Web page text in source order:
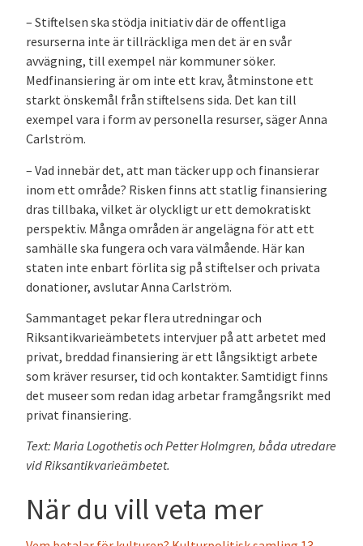
– Stiftelsen ska stödja initiativ där de offentliga
resurserna inte är tillräckliga men det är en svår
avvägning, till exempel när kommuner söker.
Medfinansiering är om inte ett krav, åtminstone ett
starkt önskemål från stiftelsens sida. Det kan till
exempel vara i form av personella resurser, säger Anna
Carlström.
– Vad innebär det, att man täcker upp och finansierar
inom ett område? Risken finns att statlig finansiering
dras tillbaka, vilket är olyckligt ur ett demokratiskt
perspektiv. Många områden är angelägna för att ett
samhälle ska fungera och vara välmående. Här kan
staten inte enbart förlita sig på stiftelser och privata
donationer, avslutar Anna Carlström.
Sammantaget pekar flera utredningar och
Riksantikvarieämbetets intervjuer på att arbetet med
privat, breddad finansiering är ett långsiktigt arbete
som kräver resurser, tid och kontakter. Samtidigt finns
det museer som redan idag arbetar framgångsrikt med
privat finansiering.
Text: Maria Logothetis och Petter Holmgren, båda utredare
vid Riksantikvarieämbetet.
När du vill veta mer